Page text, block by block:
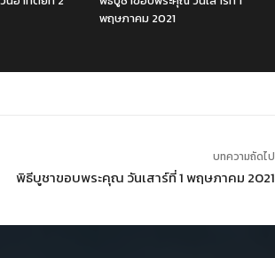
พฤษภาคม 2021
บทความถัดไป
พิธีบูชาขอบพระคุณ วันเสาร์ที่ 1 พฤษภาคม 2021